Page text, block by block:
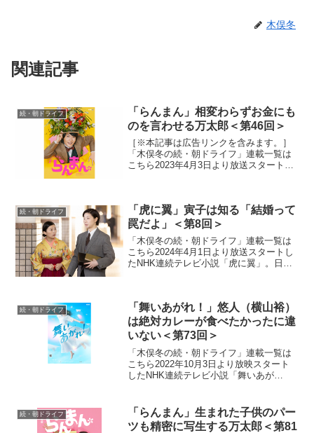
木俣冬
関連記事
続・朝ドライフ
「らんまん」相変わらずお金にも
のを言わせる万太郎＜第46回＞
［※本記事は広告リンクを含みます。］
「木俣冬の続・朝ドライフ」連載一覧は
こちら2023年4月3日より放送スタートし
デルにオリジナルス...
続・朝ドライフ
「虎に翼」寅子は知る「結婚って
罠だよ」＜第8回＞
「木俣冬の続・朝ドライフ」連載一覧は
こちら2024年4月1日より放送スタートし
たNHK連続テレビ小説「虎に翼」。日本
間たちと切磋琢磨...
続・朝ドライフ
「舞いあがれ！」悠人（横山裕）
は絶対カレーが食べたかったに違
いない＜第73回＞
「木俣冬の続・朝ドライフ」連載一覧は
こちら2022年10月3日より放映スタート
したNHK連続テレビ小説「舞いあが
かな長崎・五島列島で人との絆を育みな
がら、空を飛ぶ夢に向...
続・朝ドライフ
「らんまん」生まれた子供のパー
ツも精密に写生する万太郎＜第81